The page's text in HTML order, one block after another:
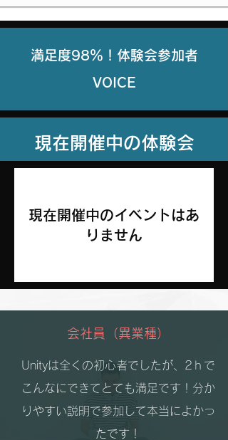
満足度98％！体験会参加者
VOICE
現在開催中の体験会
現在開催中のイベントはあ
りません
​会社員（異業種）
Unityは全くの初心者でしたが、2ｈで
こんなにできてとても満足です！分か
りやすい説明で参加して本当によかっ
たです！